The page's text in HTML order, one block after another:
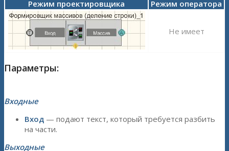
Режим проектировщика Режим оператора
Не имеет
Параметры:
Входные
Вход — подают текст, который требуется разбить
на части.
Выходные